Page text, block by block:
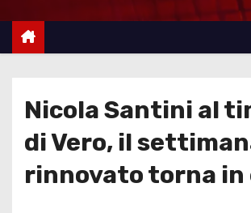
e
Nicola Santini al
di Vero, il
rinnovato torna in